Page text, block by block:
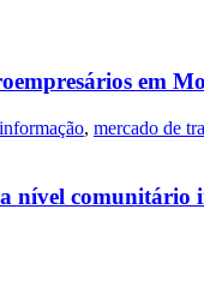
em
informação, mercado de
nível